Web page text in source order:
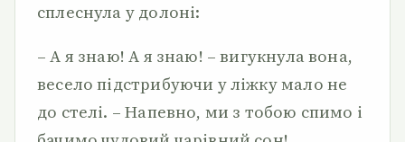
сплеснула у долоні:
– А я знаю! А я знаю! – вигукнула вона,
весело підстрибуючи у ліжку мало не
до стелі. – Напевно, ми з тобою спимо і